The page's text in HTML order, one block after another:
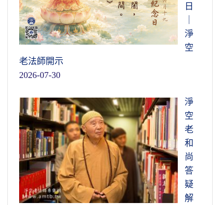
日
淨
空
老法師開示
2026-07-30
淨
空
老
和
尚
答
疑
解